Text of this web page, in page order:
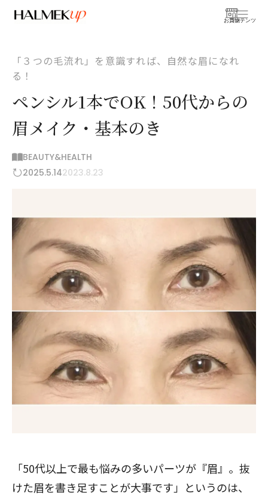
お買物
コンテンツ
「３つの毛流れ」を意識すれば、自然な眉になれ
る！
ペンシル1本でOK！50代からの
眉メイク・基本のき
BEAUTY&HEALTH
2025.5.142023.8.23
「50代以上で最も悩みの多いパーツが『眉』。抜
けた眉を書き足すことが大事です」というのは、